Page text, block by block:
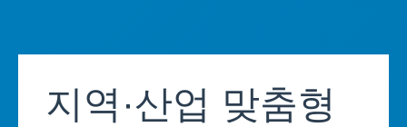
content지역·산업 맞춤형